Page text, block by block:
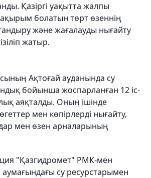
Қазіргі уақытта жалпы
болатын төрт өзеннің
және жағалауды нығайту
жатыр.
Ақтоғай ауданында су
бойынша жоспарланған 12 іс-
аяқталды. Оның ішінде
мен көпірлерді нығайту,
мен өзен арналарының
"Қазгидромет" РМК-мен
аумағындағы су ресурстарымен